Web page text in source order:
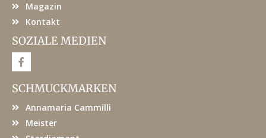
Magazin
Kontakt
SOZIALE MEDIEN
F
a
e
b
o
SCHMUCKMARKEN
Annamaria Cammilli
Meister